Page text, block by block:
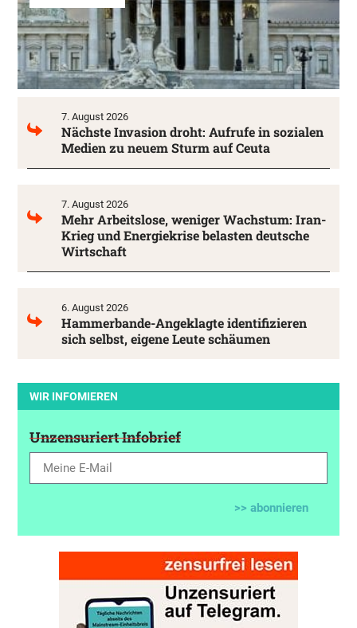
7. August 2026
Nächste Invasion droht: Aufrufe in sozialen
Medien zu neuem Sturm auf Ceuta
7. August 2026
Mehr Arbeitslose, weniger Wachstum: Iran-
Krieg und Energiekrise belasten deutsche
Wirtschaft
6. August 2026
Hammerbande-Angeklagte identifizieren
sich selbst, eigene Leute schäumen
WIR INFOMIEREN
Unzensuriert Infobrief
>> abonnieren